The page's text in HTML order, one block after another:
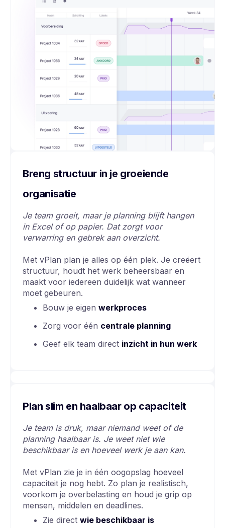
Breng structuur in je groeiende
organisatie
Je team groeit, maar je planning blijft hangen
in Excel of op papier. Dat zorgt voor
verwarring en gebrek aan overzicht.
Met vPlan plan je alles op één plek. Je creëert
structuur, houdt het werk beheersbaar en
maakt voor iedereen duidelijk wat wanneer
moet gebeuren.
Bouw je eigen werkproces
Zorg voor één centrale planning
Geef elk team direct inzicht in hun werk
Plan slim en haalbaar op capaciteit
Je team is druk, maar niemand weet of de
planning haalbaar is. Je weet niet wie
beschikbaar is en hoeveel werk je aan kan.
Met vPlan zie je in één oogopslag hoeveel
capaciteit je nog hebt. Zo plan je realistisch,
voorkom je overbelasting en houd je grip op
mensen, middelen en deadlines.
Zie direct wie beschikbaar is